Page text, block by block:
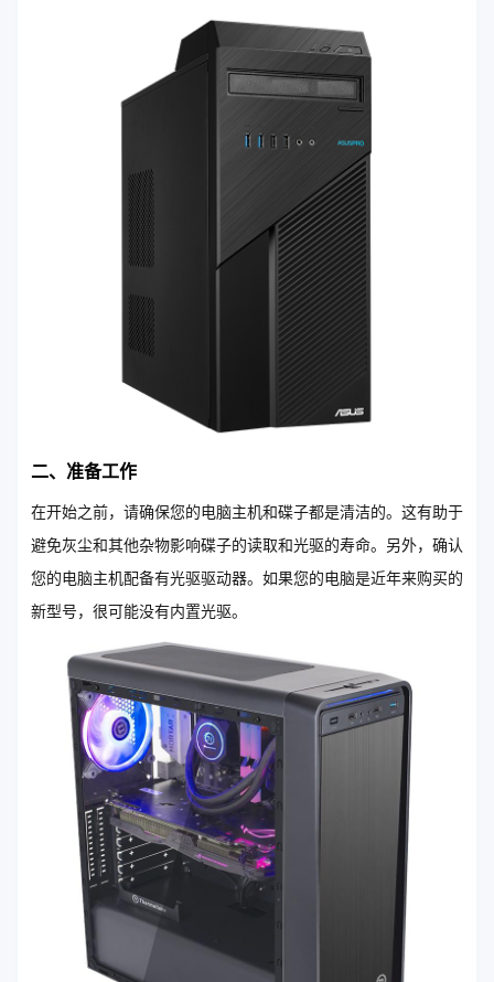
二、准备工作
在开始之前，请确保您的电脑主机和碟子都是清洁的。这有助于
避免灰尘和其他杂物影响碟子的读取和光驱的寿命。另外，确认
您的电脑主机配备有光驱驱动器。如果您的电脑是近年来购买的
新型号，很可能没有内置光驱。